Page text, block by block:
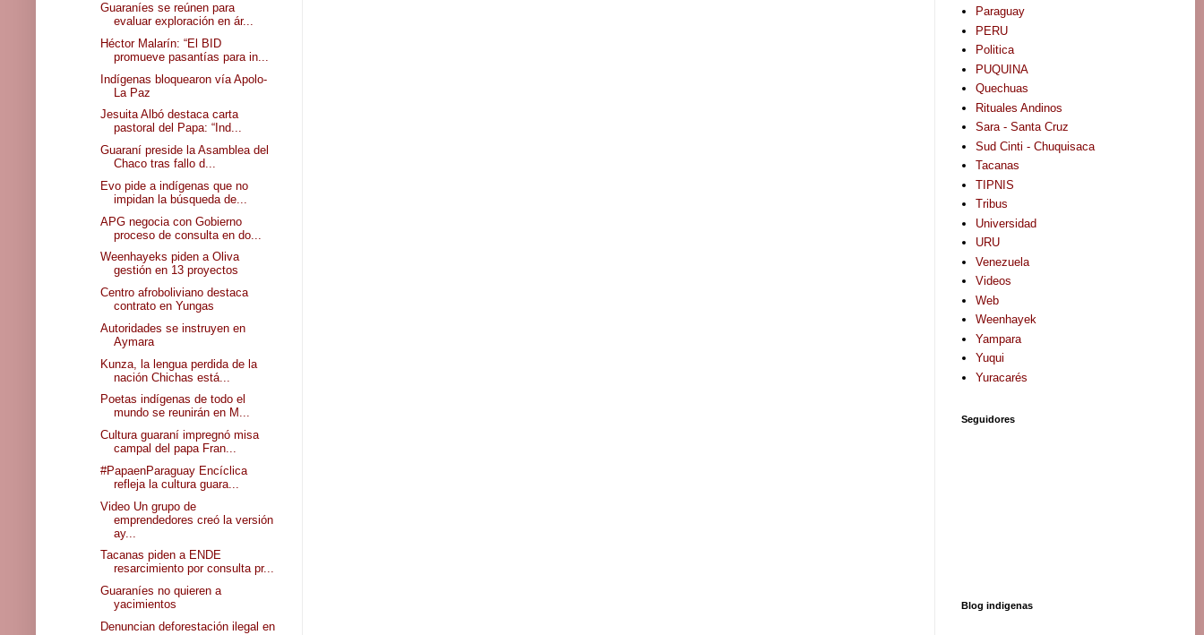
Guaraníes se reúnen para
evaluar exploración en ár...
Héctor Malarín: “El BID
promueve pasantías para in...
Indígenas bloquearon vía Apolo-
La Paz
Jesuita Albó destaca carta
pastoral del Papa: “Ind...
Guaraní preside la Asamblea del
Chaco tras fallo d...
Evo pide a indígenas que no
impidan la búsqueda de...
APG negocia con Gobierno
proceso de consulta en do...
Weenhayeks piden a Oliva
gestión en 13 proyectos
Centro afroboliviano destaca
contrato en Yungas
Autoridades se instruyen en
Aymara
Kunza, la lengua perdida de la
nación Chichas está...
Poetas indígenas de todo el
mundo se reunirán en M...
Cultura guaraní impregnó misa
campal del papa Fran...
#PapaenParaguay Encíclica
refleja la cultura guara...
Video Un grupo de
emprendedores creó la versión
ay...
Tacanas piden a ENDE
resarcimiento por consulta pr...
Guaraníes no quieren a
yacimientos
Denuncian deforestación ilegal en
Paraguay
PERU
Politica
PUQUINA
Quechuas
Rituales Andinos
Sara - Santa Cruz
Sud Cinti - Chuquisaca
Tacanas
TIPNIS
Tribus
Universidad
URU
Venezuela
Videos
Web
Weenhayek
Yampara
Yuqui
Yuracarés
Seguidores
Blog indigenas